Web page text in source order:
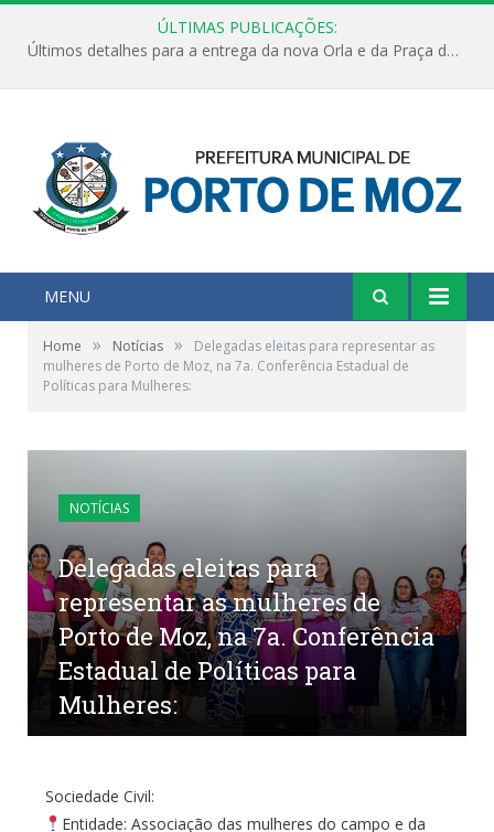
ÚLTIMAS PUBLICAÇÕES:
Últimos detalhes para a entrega da nova Orla e da Praça do Praião
MENU
Home » Notícias »
Delegadas eleitas para representar as
mulheres de Porto de Moz, na 7a. Conferência Estadual de
Políticas para Mulheres:
NOTÍCIAS
Delegadas eleitas para
representar as mulheres de
Porto de Moz, na 7a. Conferência
Estadual de Políticas para
Mulheres:
Sociedade Civil:
Entidade: Associação das mulheres do campo e da